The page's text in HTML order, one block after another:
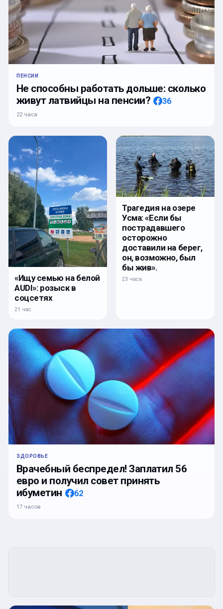
ПЕНСИИ
Не способны работать дольше: сколько
живут латвийцы на пенсии?
36
22 часа
«Ищу семью на белой
AUDI»: розыск в
соцсетях
21 час
Трагедия на озере
Усма: «Если бы
пострадавшего
осторожно
доставили на берег,
он, возможно, был
бы жив».
23 часа
ЗДОРОВЬЕ
Врачебный беспредел! Заплатил 56
евро и получил совет принять
ибуметин
62
17 часов